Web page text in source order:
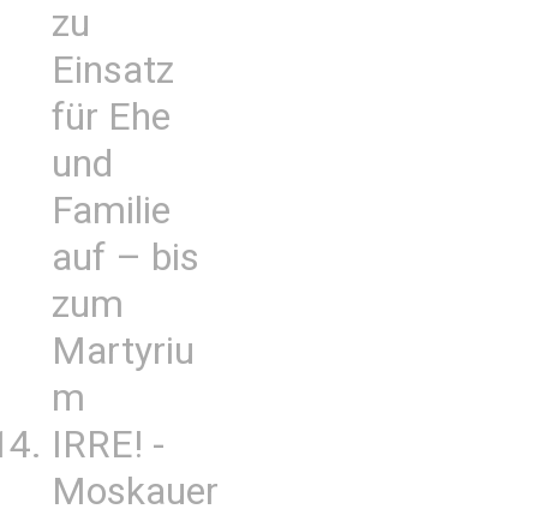
zu
Einsatz
für Ehe
und
Familie
auf – bis
zum
Martyriu
m
IRRE! -
Moskauer